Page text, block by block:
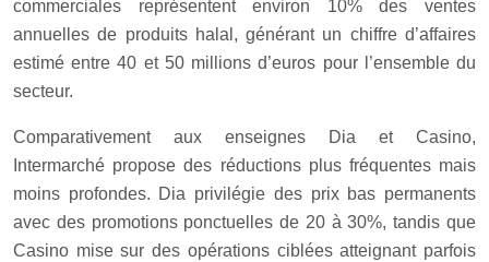
commerciales représentent environ 10% des ventes
annuelles de produits halal, générant un chiffre d’affaires
estimé entre 40 et 50 millions d’euros pour l’ensemble du
secteur.
Comparativement aux enseignes Dia et Casino,
Intermarché propose des réductions plus fréquentes mais
moins profondes. Dia privilégie des prix bas permanents
avec des promotions ponctuelles de 20 à 30%, tandis que
Casino mise sur des opérations ciblées atteignant parfois